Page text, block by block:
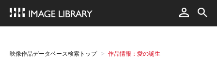
映像作品データベース検索トップ 作品情報：愛の誕生